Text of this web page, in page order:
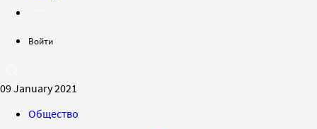
Войти
09 January 2021
Общество